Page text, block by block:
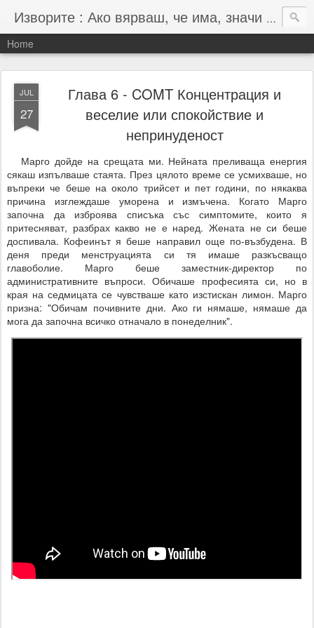
Изворите : Ако вярваш, че има, значи има :-)
Home
JUL
27
Глава 6 - COMT Концентрация и
веселие или спокойствие и
непринуденост
Марго дойде на срещата ми. Нейната преливаща енергия
сякаш изпълваше стаята. През цялото време се усмихваше, но
въпреки че беше на около трийсет и пет години, по някаква
причина изглеждаше уморена и измъчена. Когато Марго
започна да изброява списъка със симптомите, които я
притесняват, разбрах какво не е наред. Жената не си беше
доспивала. Кофеинът я беше направил още по-възбудена. В
деня преди менструацията си тя имаше разкъсващо
главоболие. Марго беше заместник-директор по
административните въпроси. Обичаше професията си, но в
края на седмицата се чувстваше като изстискан лимон. Марго
призна: "Обичам почивните дни. Ако ги нямаше, нямаше да
мога да започна всичко отначало в понеделник".